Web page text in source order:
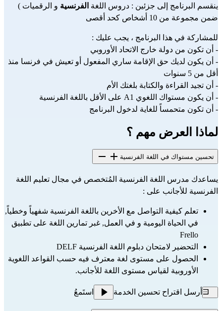
ينقسم البرنامج إلى جزئين : دروس اللغة الفرنسية و الرقميات )
ضمن مجموعة من 10 أشخاص كحد أقصى
للمشاركة في هذا البرنامج ، يجب عليك :
- أن تكون من دولة خارج الاتحاد الأوروبي
- أن يكون لديك حق الإقامة ساري المفعول أو تعيش في فرنسا منذ
أقل من 5 سنوات
- أن تجيد القراءة والكتابة بلغتك الأم
- أن يكون مستواك اللغوي A1 على الأقل باللغة الفرنسية
- أن تكون متحمساً للغاية لدخول البرنامج
لماذا العرض مهم ؟
تحسين مستواك في اللغة الفرنسية
يساعدك مدرس اللغة الفرنسية المُتخصص في مجال تعليم اللغة
الفرنسية للأجانب على :
تعلم كيفية التواصل مع الأخرين باللغة الفرنسية شفهياً وخطياً,
في الحياة اليومية و في العمل, غبر تمارين اللغة على تطبيق
Frello
التحضير لامتحان دبلوم اللغة الفرنسية DELF
الحصول على مستوى لغة معترف فيه حسب القواعد اللغوية
الأوروبية لقياس مستوى اللغة للأجانب.
أرسل اقتراح تحسين الخدمة استَمعُ